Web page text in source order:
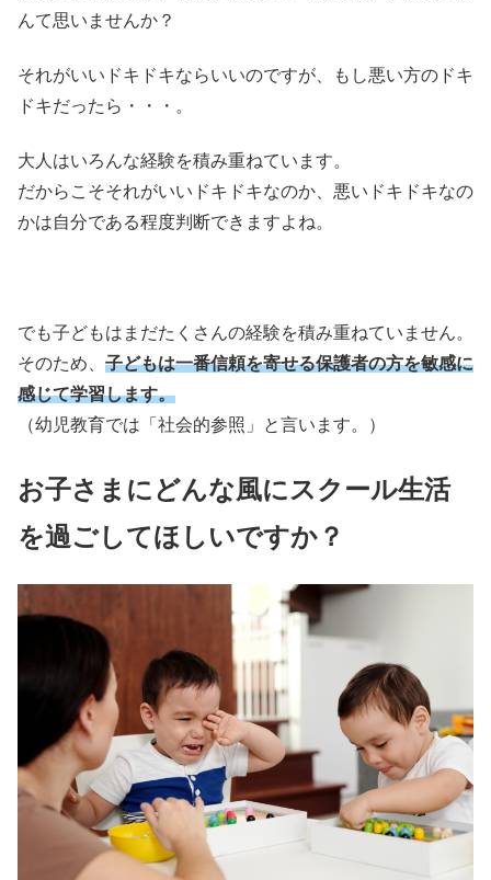
んて思いませんか？
それがいいドキドキならいいのですが、もし悪い方のドキ
ドキだったら・・・。
大人はいろんな経験を積み重ねています。
だからこそそれがいいドキドキなのか、悪いドキドキなの
かは自分である程度判断できますよね。
でも子どもはまだたくさんの経験を積み重ねていません。
そのため、 子どもは一番信頼を寄せる保護者の方を敏感に
感じて学習します。
（幼児教育では「社会的参照」と言います。）
お子さまにどんな風にスクール生活
を過ごしてほしいですか？